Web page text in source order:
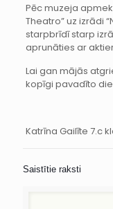
Pēc muzeja
Theatro” uz izrādi
starpbrīdī starp
aprunāties ar
Lai gan mājās
kopīgi pavadīto
Katrīna Gailīte 7.c
Saistītie raksti